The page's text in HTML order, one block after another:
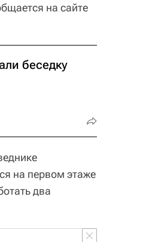
на сайте
беседку
на первом этаже
два